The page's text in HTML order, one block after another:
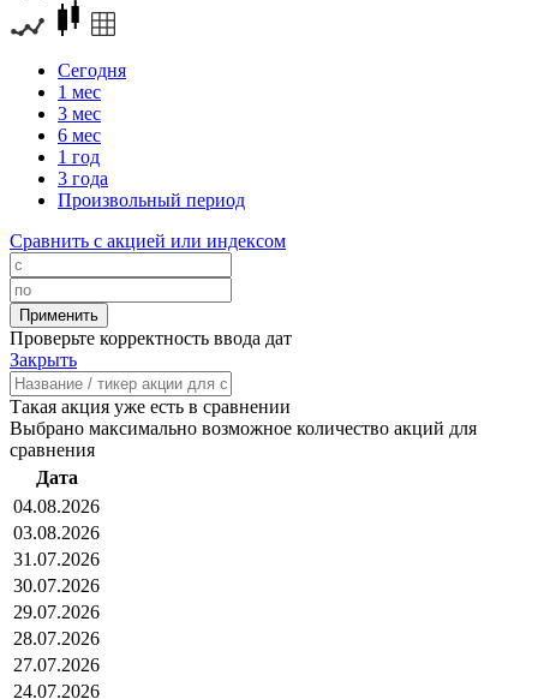
Сегодня
1 мес
3 мес
6 мес
1 год
3 года
Произвольный период
Сравнить с акцией или индексом
Проверьте корректность ввода дат
Закрыть
Такая акция уже есть в сравнении
Выбрано максимально возможное количество акций для
сравнения
Дата
04.08.2026
03.08.2026
31.07.2026
30.07.2026
29.07.2026
28.07.2026
27.07.2026
24.07.2026